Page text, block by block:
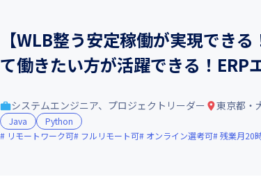
【WLB整う安定稼働が実現でき
て働きたい方が活躍できる！ERP
システムエンジニア、プロジェクトリーダー 東京都・
Java
Python
リモートワーク可
フルリモート可 オンライン選考可 残業月20